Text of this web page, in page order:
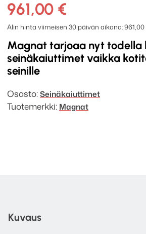
thx
-
2-
tie
surround
seinäkaiutinpari
määrä
961,00 €
Alin hinta viimeisen 30 päivän aikana:961,00
Magnat tarjoaa nyt todella
seinäkaiuttimet vaikka
seinille
Osasto:Seinäkaiuttimet
Tuotemerkki: Magnat
Kuvaus